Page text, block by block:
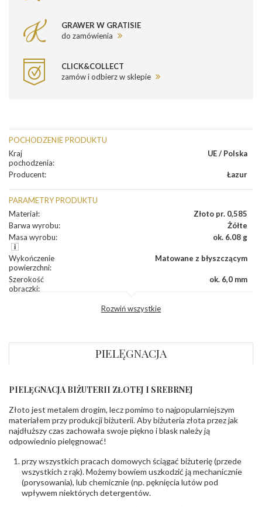
GRAWER W GRATISIE
do zamówienia
CLICK&COLLECT
zamów i odbierz w sklepie
POCHODZENIE PRODUKTU
Kraj
pochodzenia:
UE / Polska
Producent: Łazur
PARAMETRY PRODUKTU
Materiał:
Złoto pr. 0,585
Barwa wyrobu:
Żółte
Masa wyrobu: ok. 6.08 g
Wykończenie
powierzchni:
Matowane z błyszczącym
Szerokość
obrączki:
ok. 6,0 mm
INNE PARAMETRY
Producent
odpowiedzialny:
Łazur sp.j. Kowalowy 134 38-200 Jasło; NIP:
6850004631; tel.13 44 56 100;
biuro@obraczki.pl ,PZ Stelmach Sp. z o.o. ul.
Północna 22 45-805 Opole; NIP 7542889545;
Tel. +48 77 54 90 100; biuro@stelmach.pl
Bezpieczeństwo
- rodzaj
ostrzeżenia:
Nie nadaje się dla dzieci w wieku poniżej 3 lat
, Elementy w wyrobie wykonane z białego złota
zawierają nikiel
Rozwiń wszystkie
PIELĘGNACJA
PIELĘGNACJA BIŻUTERII ZŁOTEJ I SREBRNEJ
Złoto jest metalem drogim, lecz pomimo to najpopularniejszym
materiałem przy produkcji biżuterii. Aby biżuteria złota przez jak
najdłuższy czas zachowała swoje piękno i blask należy ją
odpowiednio pielęgnować!
przy wszystkich pracach domowych ściągać biżuterię (przede
wszystkich z rąk). Możemy bowiem uszkodzić ją mechanicznie
(porysowania), lub chemicznie (np. pęknięcia lutów pod
wpływem niektórych detergentów.